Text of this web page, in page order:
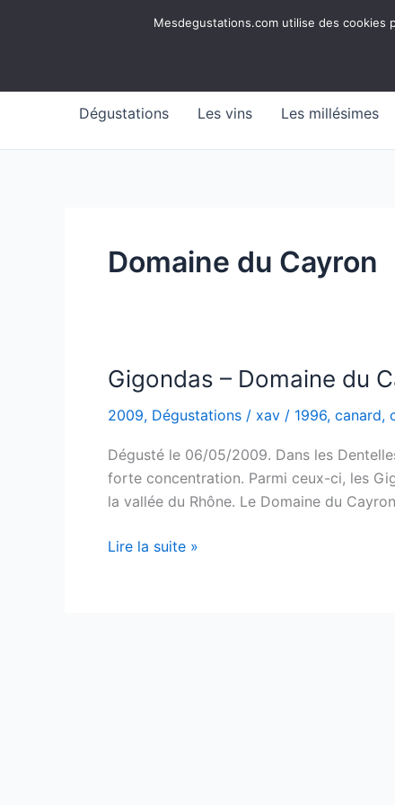
Mesdegustations
Dégustations Les vins Les millésimes
Domaine du Cayron
Gigondas – Domaine du
2009, Dégustations / xav / 1996, canard,
Dégusté le 06/05/2009. Dans les
forte concentration. Parmi ceux-ci, les
la vallée du Rhône. Le Domaine du
Gigondas
Lire la suite »
Mesdegustations.com utilise des cookies